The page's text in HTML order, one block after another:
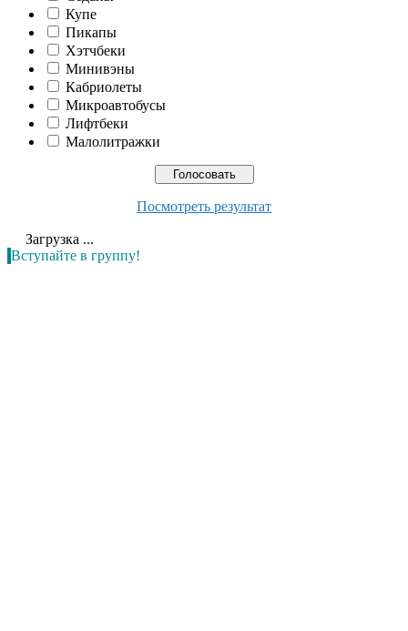
Купе
Пикапы
Хэтчбеки
Минивэны
Кабриолеты
Микроавтобусы
Лифтбеки
Малолитражки
Посмотреть результат
Загрузка ...
Вступайте в группу!